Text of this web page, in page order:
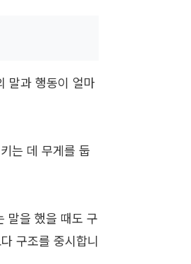
말과 행동이 얼마
는 데 무게를 둡
말을 했을 때도 구
구조를 중시합니